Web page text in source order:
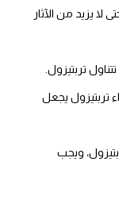
لا يزيد من الآثار
تربتيزول.
تربتيزول يجعل
ويجب